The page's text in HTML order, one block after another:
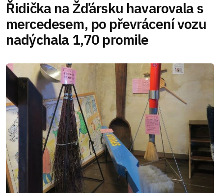
Řidička na Žďársku havarovala s
mercedesem, po převrácení vozu
nadýchala 1,70 promile